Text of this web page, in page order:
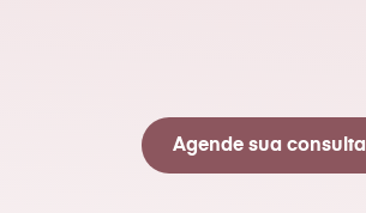
Agende sua consulta